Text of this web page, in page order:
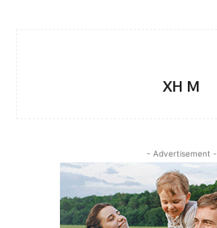
XH M
- Advertisement -